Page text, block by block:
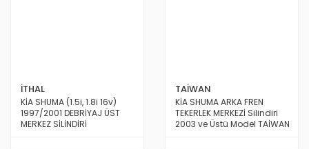
İTHAL
KİA SHUMA (1.5i, 1.8i 16v)
1997/2001 DEBRİYAJ ÜST
MERKEZ SİLİNDİRİ
TAİWAN
KİA SHUMA ARKA FREN
TEKERLEK MERKEZİ Silindiri
2003 ve Üstü Model TAİWAN